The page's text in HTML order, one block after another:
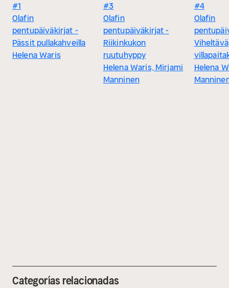
#1
Olafin
pentupäiväkirjat -
Pässit pullakahveilla
Helena Waris
#3
Olafin
pentupäiväkirjat -
Riikinkukon
ruutuhyppy
Helena Waris, Mirjami
Manninen
#4
Olafin
Viheltävä
Helena
Categorías relacionadas